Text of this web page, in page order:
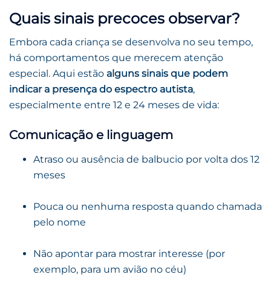
Quais sinais precoces observar?
Embora cada criança se desenvolva no seu tempo,
há comportamentos que merecem atenção
especial. Aqui estão alguns sinais que podem
indicar a presença do espectro autista,
especialmente entre 12 e 24 meses de vida:
Comunicação e linguagem
Atraso ou ausência de balbucio por volta dos 12
meses
Pouca ou nenhuma resposta quando chamada
pelo nome
Não apontar para mostrar interesse (por
exemplo, para um avião no céu)